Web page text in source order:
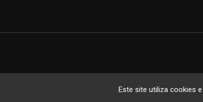
Este site utiliza cookies